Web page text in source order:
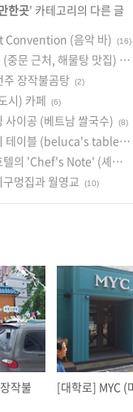
한곳' 카테고리의 다른 글
Convention (음악 바)
(16)
중문 근처, 해물탕 맛집)
(1
장작불곰탕 (2)
시) 카페 (6)
사이공 (베트남 쌀국수) (8)
테이블 (beluca's table) -
(10)
텔의 'Chef's Note' (셰프
멍집과 월영교 (10)
작불
[대학로] MYC (